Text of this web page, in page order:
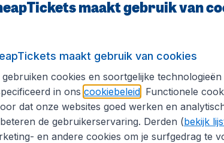
informatie
Internationale
Flugladen.de
CheapTickets.ch
CheapTickets.nl
maakt gebruik van
maakt gebruik van cookies
gebruiken cookies en soortgelijke technologieën
in ons cookiebeleid. Functionele
dat onze websites goed werken en
de gebruikerservaring. Derden (bekijk
en andere cookies om je surfgedrag te